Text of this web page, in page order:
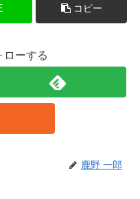
コピー
ローする
鹿野 一郎